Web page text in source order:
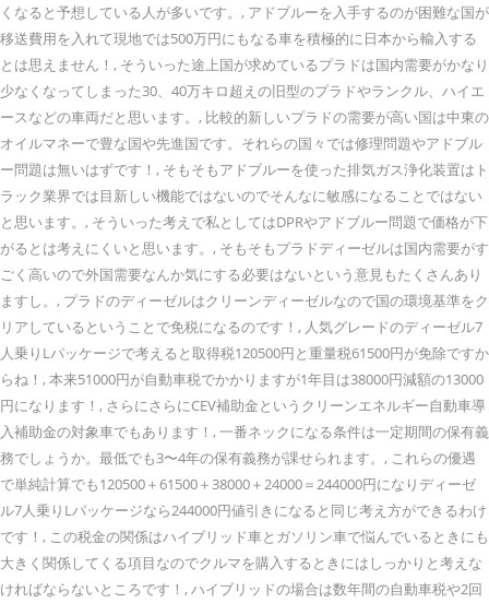
くなると予想している人が多いです。, アドブルーを入手するのが困難な国が
移送費用を入れて現地では500万円にもなる車を積極的に日本から輸入する
とは思えません！, そういった途上国が求めているプラドは国内需要がかなり
少なくなってしまった30、40万キロ超えの旧型のプラドやランクル、ハイエ
ースなどの車両だと思います。, 比較的新しいプラドの需要が高い国は中東の
オイルマネーで豊な国や先進国です。それらの国々では修理問題やアドブル
ー問題は無いはずです！, そもそもアドブルーを使った排気ガス浄化装置はト
ラック業界では目新しい機能ではないのでそんなに敏感になることではない
と思います。, そういった考えで私としてはDPRやアドブルー問題で価格が下
がるとは考えにくいと思います。, そもそもプラドディーゼルは国内需要がす
ごく高いので外国需要なんか気にする必要はないという意見もたくさんあり
ますし。, プラドのディーゼルはクリーンディーゼルなので国の環境基準をク
リアしているということで免税になるのです！, 人気グレードのディーゼル7
人乗りLパッケージで考えると取得税120500円と重量税61500円が免除ですか
らね！, 本来51000円が自動車税でかかりますが1年目は38000円減額の13000
円になります！, さらにさらにCEV補助金というクリーンエネルギー自動車導
入補助金の対象車でもあります！, 一番ネックになる条件は一定期間の保有義
務でしょうか。最低でも3〜4年の保有義務が課せられます。, これらの優遇
で単純計算でも120500＋61500＋38000＋24000＝244000円になりディーゼ
ル7人乗りLパッケージなら244000円値引きになると同じ考え方ができるわけ
です！, この税金の関係はハイブリッド車とガソリン車で悩んでいるときにも
大きく関係してくる項目なのでクルマを購入するときにはしっかりと考えな
ければならないところです！, ハイブリッドの場合は数年間の自動車税や2回